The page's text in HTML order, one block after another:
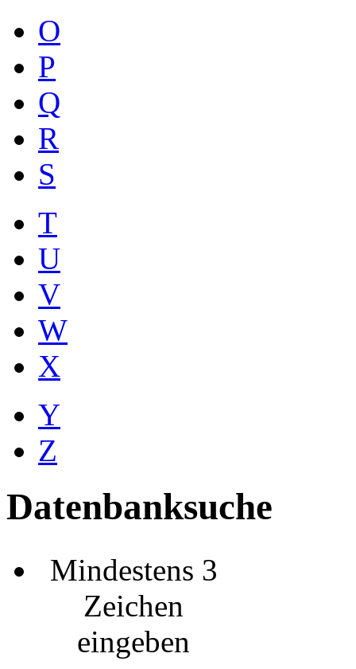
O
P
Q
R
S
T
U
V
W
X
Y
Z
Datenbanksuche
Mindestens 3
Zeichen
eingeben